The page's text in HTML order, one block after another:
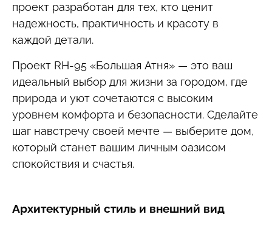
проект разработан для тех, кто ценит
надежность, практичность и красоту в
каждой детали.
Проект RН-95 «Большая Атня» — это ваш
идеальный выбор для жизни за городом, где
природа и уют сочетаются с высоким
уровнем комфорта и безопасности. Сделайте
шаг навстречу своей мечте — выберите дом,
который станет вашим личным оазисом
спокойствия и счастья.
Архитектурный стиль и внешний вид